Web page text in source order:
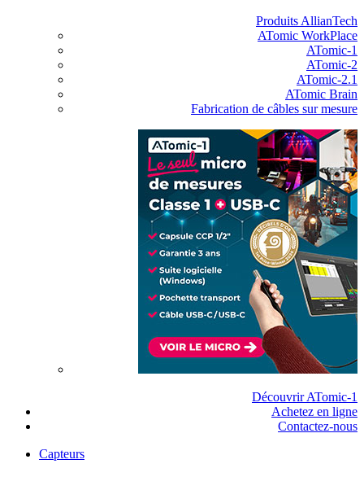
Produits AllianTech
ATomic WorkPlace
ATomic-1
ATomic-2
ATomic-2.1
ATomic Brain
Fabrication de câbles sur mesure
Découvrir ATomic-1
Achetez en ligne
Contactez-nous
Capteurs